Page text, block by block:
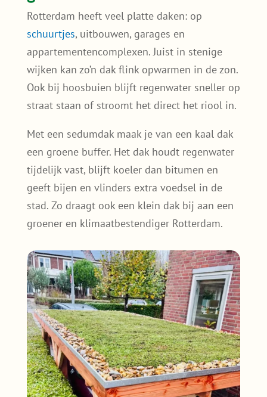
Rotterdam heeft veel platte daken: op
schuurtjes, uitbouwen, garages en
appartementencomplexen. Juist in stenige
wijken kan zo’n dak flink opwarmen in de zon.
Ook bij hoosbuien blijft regenwater sneller op
straat staan of stroomt het direct het riool in.
Met een sedumdak maak je van een kaal dak
een groene buffer. Het dak houdt regenwater
tijdelijk vast, blijft koeler dan bitumen en
geeft bijen en vlinders extra voedsel in de
stad. Zo draagt ook een klein dak bij aan een
groener en klimaatbestendiger Rotterdam.